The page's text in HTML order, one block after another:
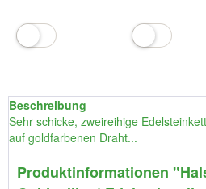
Beschreibung
Sehr schicke, zweireihige
auf goldfarbenen Draht...
Produktinformationen